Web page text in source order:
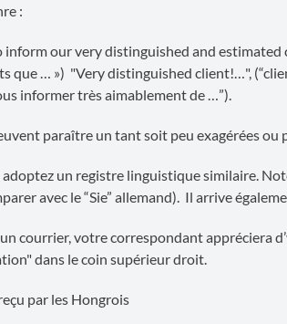
:
inform our very distinguished and
que … ») "Very distinguished client!…",
informer très aimablement de …”).
paraître un tant soit peu exagérées ou
un registre linguistique similaire.
avec le “Sie” allemand). Il arrive
un courrier, votre correspondant appréciera
dans le coin supérieur droit.
par les Hongrois